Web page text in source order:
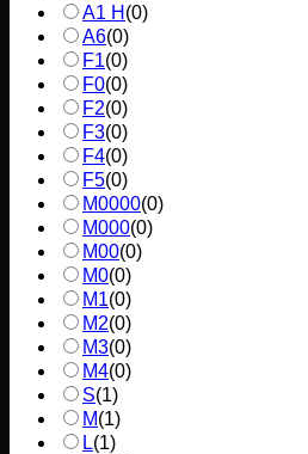
A1 H (0)
A6(0)
F1(0)
F0(0)
F2(0)
F3(0)
F4(0)
F5(0)
M0000(0)
M000(0)
M00(0)
M0(0)
M1(0)
M2(0)
M3(0)
M4(0)
S(1)
M(1)
L(1)